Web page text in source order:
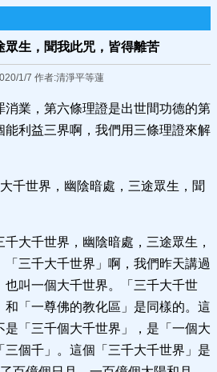
眾生，聞我此咒，皆得離苦
1/7 作者:清淨平等蓮
消業，第六條理證是出世間功德的第
能利益三界啊，我們用三條理證來解
千世界，幽陰暗處，三途眾生，聞
大千世界，幽陰暗處，三途眾生，
「三千大千世界」啊，我們昨天講過
也叫一個大千世界。「三千大千世
「一尊佛的教化區」是同樣的。這
「三千個大千世界」，是「一個大
個千」。這個「三千大千世界」是